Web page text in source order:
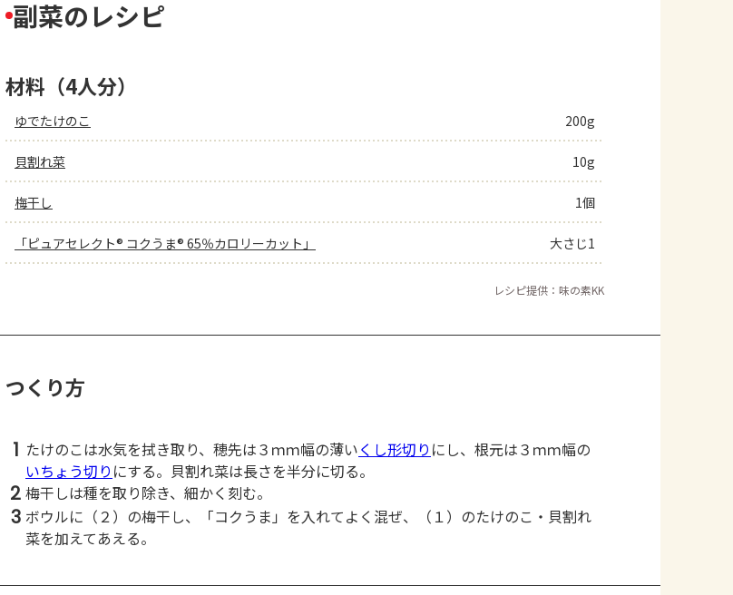
副菜のレシピ
材料（4人分）
ゆでたけのこ 200g
貝割れ菜 10g
梅干し 1個
「ピュアセレクト® コクうま® 65％カロリーカット」 大さじ1
レシピ提供：味の素KK
つくり方
1 たけのこは水気を拭き取り、穂先は３ｍｍ幅の薄いくし形切り にし、根元は３ｍｍ幅の
いちょう切り にする。貝割れ菜は長さを半分に切る。
2 梅干しは種を取り除き、細かく刻む。
3 ボウルに（２）の梅干し、「コクうま」を入れてよく混ぜ、（１）のたけのこ・貝割れ
菜を加えてあえる。